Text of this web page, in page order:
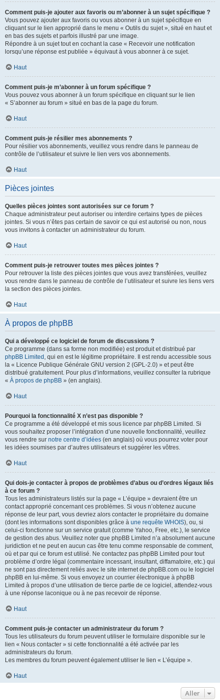
Comment puis-je ajouter aux favoris ou m’abonner à un sujet spécifique ?
Vous pouvez ajouter aux favoris ou vous abonner à un sujet spécifique en
cliquant sur le lien approprié dans le menu « Outils du sujet », situé en haut et
en bas des sujets et parfois illustré par une image.
Répondre à un sujet tout en cochant la case « Recevoir une notification
lorsqu’une réponse est publiée » équivaut à vous abonner à ce sujet.
Haut
Comment puis-je m’abonner à un forum spécifique ?
Vous pouvez vous abonner à un forum spécifique en cliquant sur le lien
« S’abonner au forum » situé en bas de la page du forum.
Haut
Comment puis-je résilier mes abonnements ?
Pour résilier vos abonnements, veuillez vous rendre dans le panneau de
contrôle de l’utilisateur et suivre le lien vers vos abonnements.
Haut
Pièces jointes
Quelles pièces jointes sont autorisées sur ce forum ?
Chaque administrateur peut autoriser ou interdire certains types de pièces
jointes. Si vous n’êtes pas certain de savoir ce qui est autorisé ou non, nous
vous invitons à contacter un administrateur du forum.
Haut
Comment puis-je retrouver toutes mes pièces jointes ?
Pour retrouver la liste des pièces jointes que vous avez transférées, veuillez
vous rendre dans le panneau de contrôle de l’utilisateur et suivre les liens vers
la section des pièces jointes.
Haut
À propos de phpBB
Qui a développé ce logiciel de forum de discussions ?
Ce programme (dans sa forme non modifiée) est produit et distribué par
phpBB Limited , qui en est le légitime propriétaire. Il est rendu accessible sous
la « Licence Publique Générale GNU version 2 (GPL-2.0) » et peut être
distribué gratuitement. Pour plus d’informations, veuillez consulter la rubrique
« À propos de phpBB » (en anglais).
Haut
Pourquoi la fonctionnalité X n’est pas disponible ?
Ce programme a été développé et mis sous licence par phpBB Limited. Si
vous souhaitez proposer l’intégration d’une nouvelle fonctionnalité, veuillez
vous rendre sur notre centre d’idées (en anglais) où vous pourrez voter pour
les idées soumises par d’autres utilisateurs et suggérer les vôtres.
Haut
Qui dois-je contacter à propos de problèmes d’abus ou d’ordres légaux liés
à ce forum ?
Tous les administrateurs listés sur la page « L’équipe » devraient être un
contact approprié concernant ces problèmes. Si vous n’obtenez aucune
réponse de leur part, vous devriez alors contacter le propriétaire du domaine
(dont les informations sont disponibles grâce à une requête WHOIS), ou, si
celui-ci fonctionne sur un service gratuit (comme Yahoo, Free, etc.), le service
de gestion des abus. Veuillez noter que phpBB Limited n’a absolument aucune
juridiction et ne peut en aucun cas être tenu comme responsable de comment,
où et par qui ce forum est utilisé. Ne contactez pas phpBB Limited pour tout
problème d’ordre légal (commentaire incessant, insultant, diffamatoire, etc.) qui
ne sont pas directement reliés avec le site internet de phpBB.com ou le logiciel
phpBB en lui-même. Si vous envoyez un courrier électronique à phpBB
Limited à propos d’une utilisation de tierce partie de ce logiciel, attendez-vous
à une réponse laconique ou à ne pas recevoir de réponse.
Haut
Comment puis-je contacter un administrateur du forum ?
Tous les utilisateurs du forum peuvent utiliser le formulaire disponible sur le
lien « Nous contacter » si cette fonctionnalité a été activée par les
administrateurs du forum.
Les membres du forum peuvent également utiliser le lien « L’équipe ».
Haut
Aller